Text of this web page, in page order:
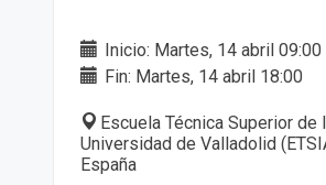
Inicio: Martes, 14 abril 09:00
Fin: Martes, 14 abril 18:00
Escuela Técnica Superior
Universidad de Valladolid
España